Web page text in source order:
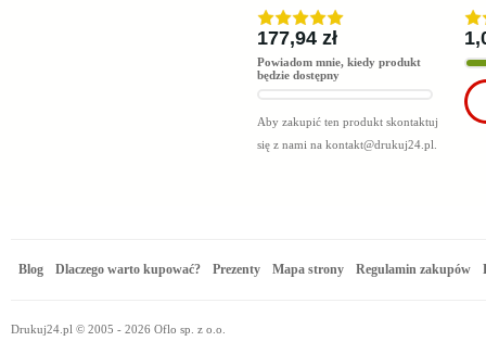
177,94 zł
Powiadom mnie, kiedy produkt
będzie dostępny
Aby zakupić ten produkt skontaktuj
się z nami na kontakt@drukuj24.pl
Blog Dlaczego warto kupować? Prezenty Mapa strony Regulamin zakupów
Drukuj24.pl © 2005 - 2026 Oflo sp. z o.o.